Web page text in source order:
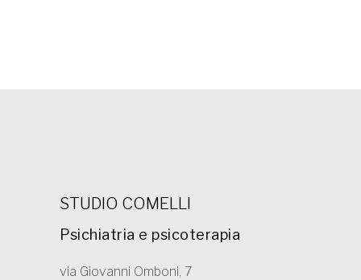
STUDIO COMELLI
Psichiatria e psicoterapia
via Giovanni Omboni, 7